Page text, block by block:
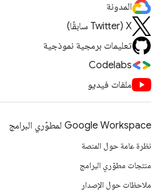
المدونة
‫X ‏(Twitter سابقًا)
تعليمات برمجية نموذجية
Codelabs
ملفات فيديو
Google Workspace لمطوّري البرامج
نظرة عامة حول المنصة
منتجات مطوّري البرامج
ملاحظات حول الإصدار